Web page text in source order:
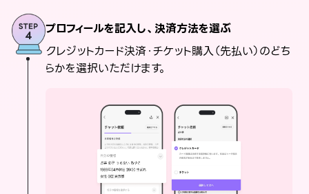
プロフィールを記入し、決済方法を選ぶ
クレジットカード決済・チケット購入（先払い）のどち
らかを選択いただけます。